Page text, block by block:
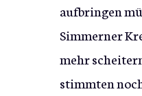
aufbringen
Simmerner
mehr
stimmten